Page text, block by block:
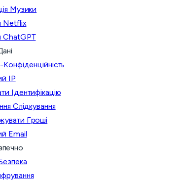
Музики
Netflix
ChatGPT
Конфіденційність
IP
Ідентифікацію
Слідкування
Гроші
Email